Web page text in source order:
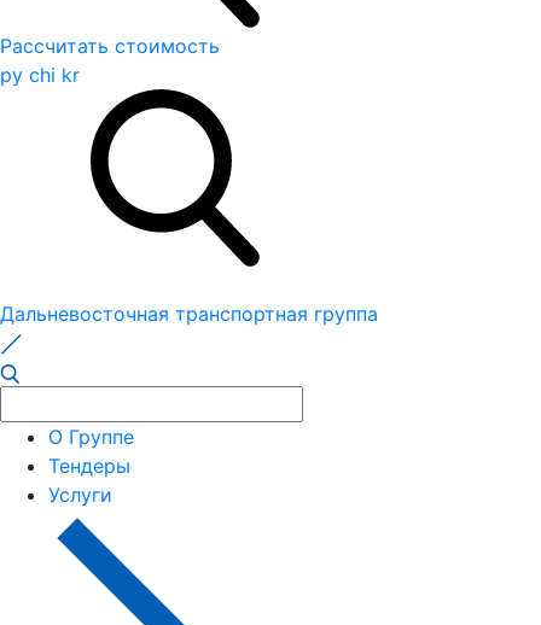
Рассчитать стоимость
ру chi kr
Дальневосточная транспортная группа
О Группе
Тендеры
Услуги